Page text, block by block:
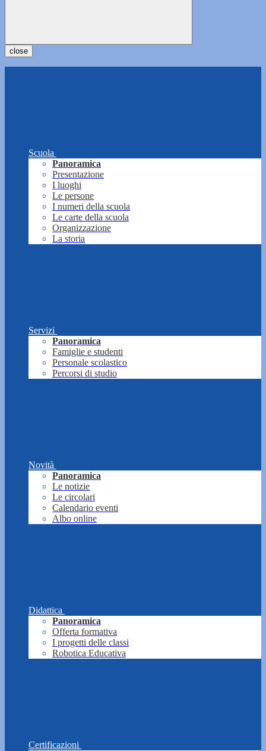
close
Scuola
Panoramica
Presentazione
I luoghi
Le persone
I numeri della scuola
Le carte della scuola
Organizzazione
La storia
Servizi
Panoramica
Famiglie e studenti
Personale scolastico
Percorsi di studio
Novità
Panoramica
Le notizie
Le circolari
Calendario eventi
Albo online
Didattica
Panoramica
Offerta formativa
I progetti delle classi
Robotica Educativa
Certificazioni